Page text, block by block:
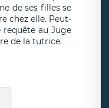
de ses filles se
chez elle. Peut-
requête au Juge
de la tutrice.